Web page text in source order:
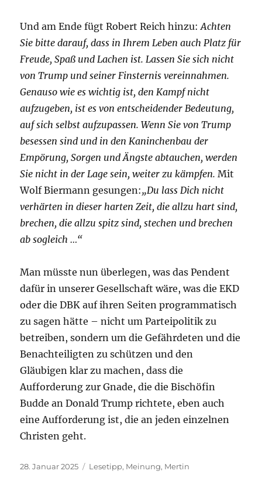
Und am Ende fügt Robert Reich hinzu:Achten
Sie bitte darauf, dass in Ihrem Leben auch Platz für
Freude, Spaß und Lachen ist. Lassen Sie sich nicht
von Trump und seiner Finsternis vereinnahmen.
Genauso wie es wichtig ist, den Kampf nicht
aufzugeben, ist es von entscheidender Bedeutung,
auf sich selbst aufzupassen. Wenn Sie von Trump
besessen sind und in den Kaninchenbau der
Empörung, Sorgen und Ängste abtauchen, werden
Sie nicht in der Lage sein, weiter zu kämpfen. Mit
Wolf Biermann gesungen:„Du lass Dich nicht
verhärten in dieser harten Zeit, die allzu hart sind,
brechen, die allzu spitz sind, stechen und brechen
ab sogleich …“
Man müsste nun überlegen, was das Pendent
dafür in unserer Gesellschaft wäre, was die EKD
oder die DBK auf ihren Seiten programmatisch
zu sagen hätte – nicht um Parteipolitik zu
betreiben, sondern um die Gefährdeten und die
Benachteiligten zu schützen und den
Gläubigen klar zu machen, dass die
Aufforderung zur Gnade, die die Bischöfin
Budde an Donald Trump richtete, eben auch
eine Aufforderung ist, die an jeden einzelnen
Christen geht.
Veröffentlicht
28. Januar 2025 Kategorien
Lesetipp, Meinung, Mertin